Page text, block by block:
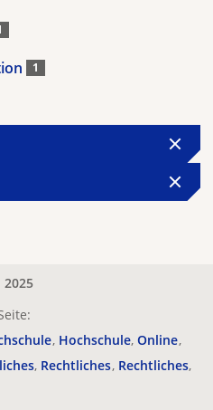
1
2025
Hochschule Online
Rechtliches Rechtliches